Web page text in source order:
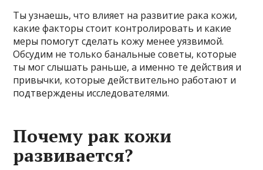
Ты узнаешь, что влияет на развитие рака кожи,
какие факторы стоит контролировать и какие
меры помогут сделать кожу менее уязвимой.
Обсудим не только банальные советы, которые
ты мог слышать раньше, а именно те действия и
привычки, которые действительно работают и
подтверждены исследователями.
Почему рак кожи
развивается?